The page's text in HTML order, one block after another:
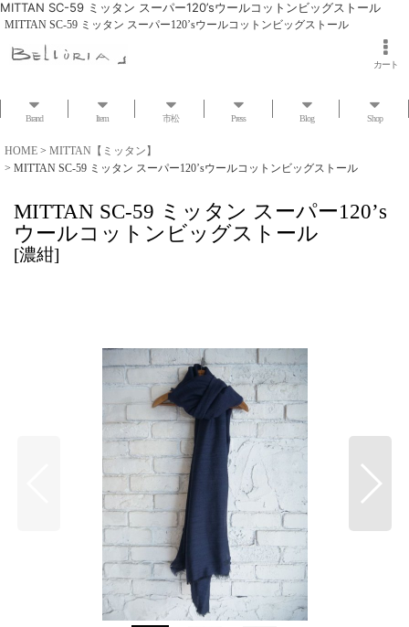
MITTAN SC-59 ミッタン スーパー120’sウールコットンビッグストール
MITTAN SC-59 ミッタン スーパー120’sウールコットンビッグストール
カート
Brand Item 市松 Press Blog Shop
HOME > MITTAN【ミッタン】
> MITTAN SC-59 ミッタン スーパー120’sウールコットンビッグストール
MITTAN SC-59 ミッタン スーパー120’s
ウールコットンビッグストール
[濃紺]